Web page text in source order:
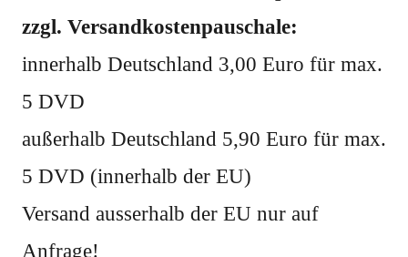
zzgl. Versandkostenpauschale:
innerhalb Deutschland 3,00 Euro für max.
5 DVD
außerhalb Deutschland 5,90 Euro für max.
5 DVD (innerhalb der EU)
Versand ausserhalb der EU nur auf
Anfrage!